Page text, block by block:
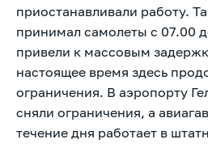
приостанавливали работу.
принимал самолеты с 07.00
привели к массовым
настоящее время здесь
ограничения. В аэропорту
сняли ограничения, а
течение дня работает в